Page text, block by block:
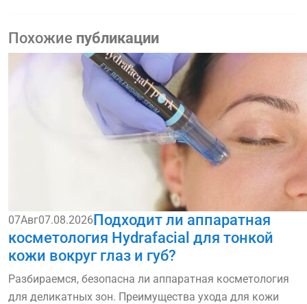
Похожие публикации
07Авг07.08.2026Подходит ли аппаратная
косметология Hydrafacial для тонкой
кожи вокруг глаз и губ?
Разбираемся, безопасна ли аппаратная косметология
для деликатных зон. Преимущества ухода для кожи